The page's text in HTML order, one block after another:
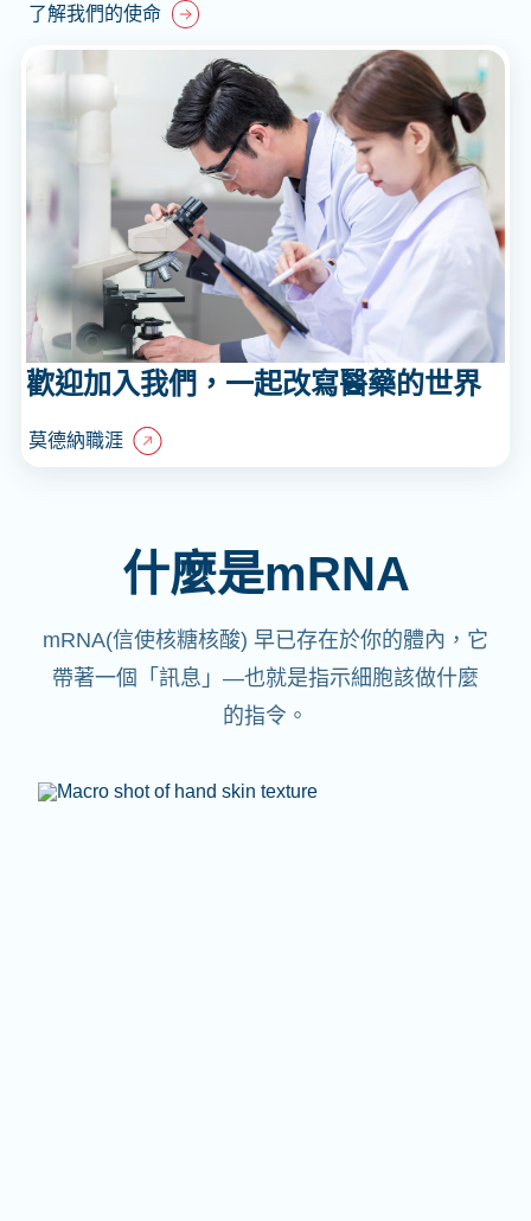
了解我們的使命
歡迎加入我們，一起改寫醫藥的世界
莫德納職涯
什麼是mRNA
mRNA(信使核糖核酸) 早已存在於你的體內，它
帶著一個「訊息」—也就是指示細胞該做什麼
的指令。